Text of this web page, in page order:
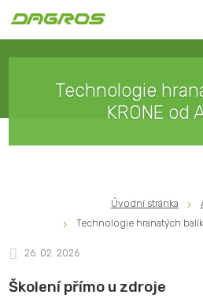
Technologie
KRONE od
Úvodní stránka
Technologie hranatých
26. 02. 2026
Školení přímo u zdroje